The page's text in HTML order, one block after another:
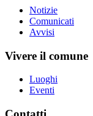
Notizie
Comunicati
Avvisi
Vivere il comune
Luoghi
Eventi